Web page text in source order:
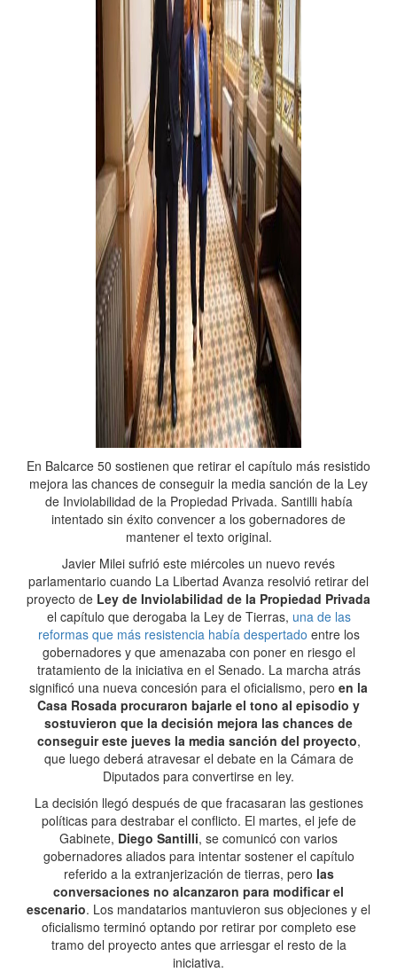
En Balcarce 50 sostienen que retirar el capítulo más resistido
mejora las chances de conseguir la media sanción de la Ley
de Inviolabilidad de la Propiedad Privada. Santilli había
intentado sin éxito convencer a los gobernadores de
mantener el texto original.
Javier Milei sufrió este miércoles un nuevo revés
parlamentario cuando La Libertad Avanza resolvió retirar del
proyecto de Ley de Inviolabilidad de la Propiedad Privada
el capítulo que derogaba la Ley de Tierras, una de las
reformas que más resistencia había despertado entre los
gobernadores y que amenazaba con poner en riesgo el
tratamiento de la iniciativa en el Senado. La marcha atrás
significó una nueva concesión para el oficialismo, pero en la
Casa Rosada procuraron bajarle el tono al episodio y
sostuvieron que la decisión mejora las chances de
conseguir este jueves la media sanción del proyecto,
que luego deberá atravesar el debate en la Cámara de
Diputados para convertirse en ley.
La decisión llegó después de que fracasaran las gestiones
políticas para destrabar el conflicto. El martes, el jefe de
Gabinete, Diego Santilli, se comunicó con varios
gobernadores aliados para intentar sostener el capítulo
referido a la extranjerización de tierras, pero las
conversaciones no alcanzaron para modificar el
escenario. Los mandatarios mantuvieron sus objeciones y el
oficialismo terminó optando por retirar por completo ese
tramo del proyecto antes que arriesgar el resto de la
iniciativa.